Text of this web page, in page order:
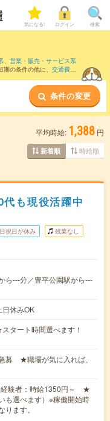
気になる! ログイン 検索
、 営業・販売・サービス系
の条件の他に、 交通費別
条件の変更
平均時給: 1,388 円
新着順 時給順
も現役活躍中
祝日が休み 残業なし
ら---分／豊平公園駅から---
休みOK
タート時間選べます！
募 ★職場が気に入れば、
験者：時給1350円～ ★
も選べます）※稼働開始時
ます。